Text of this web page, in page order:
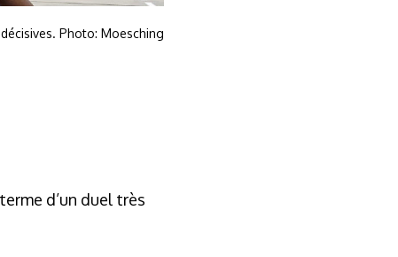
Photo: Moesching
d’un duel très